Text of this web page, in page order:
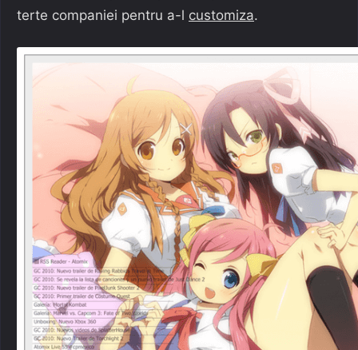
terte companiei pentru a-l customiza.